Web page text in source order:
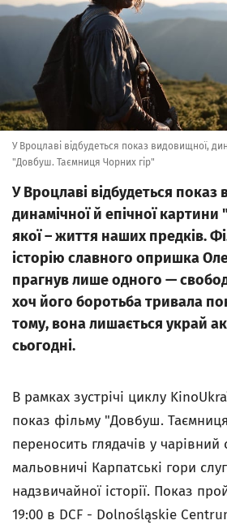
У Вроцлаві відбудеться показ видовищної,
"Довбуш. Таємниця Чорних гір"
У Вроцлаві відбудеться показ
динамічної й епічної
якої – життя наших предків.
історію славного опришка
прагнув лише одного —
хоч його боротьба тривала
тому, вона лишається украй
сьогодні.
В рамках зустрічі циклу
показ фільму "Довбуш.
переносить глядачів у чарівний
мальовничі Карпатські гори
надзвичайної історії. Показ
19:00 в DCF - Dolnośląskie